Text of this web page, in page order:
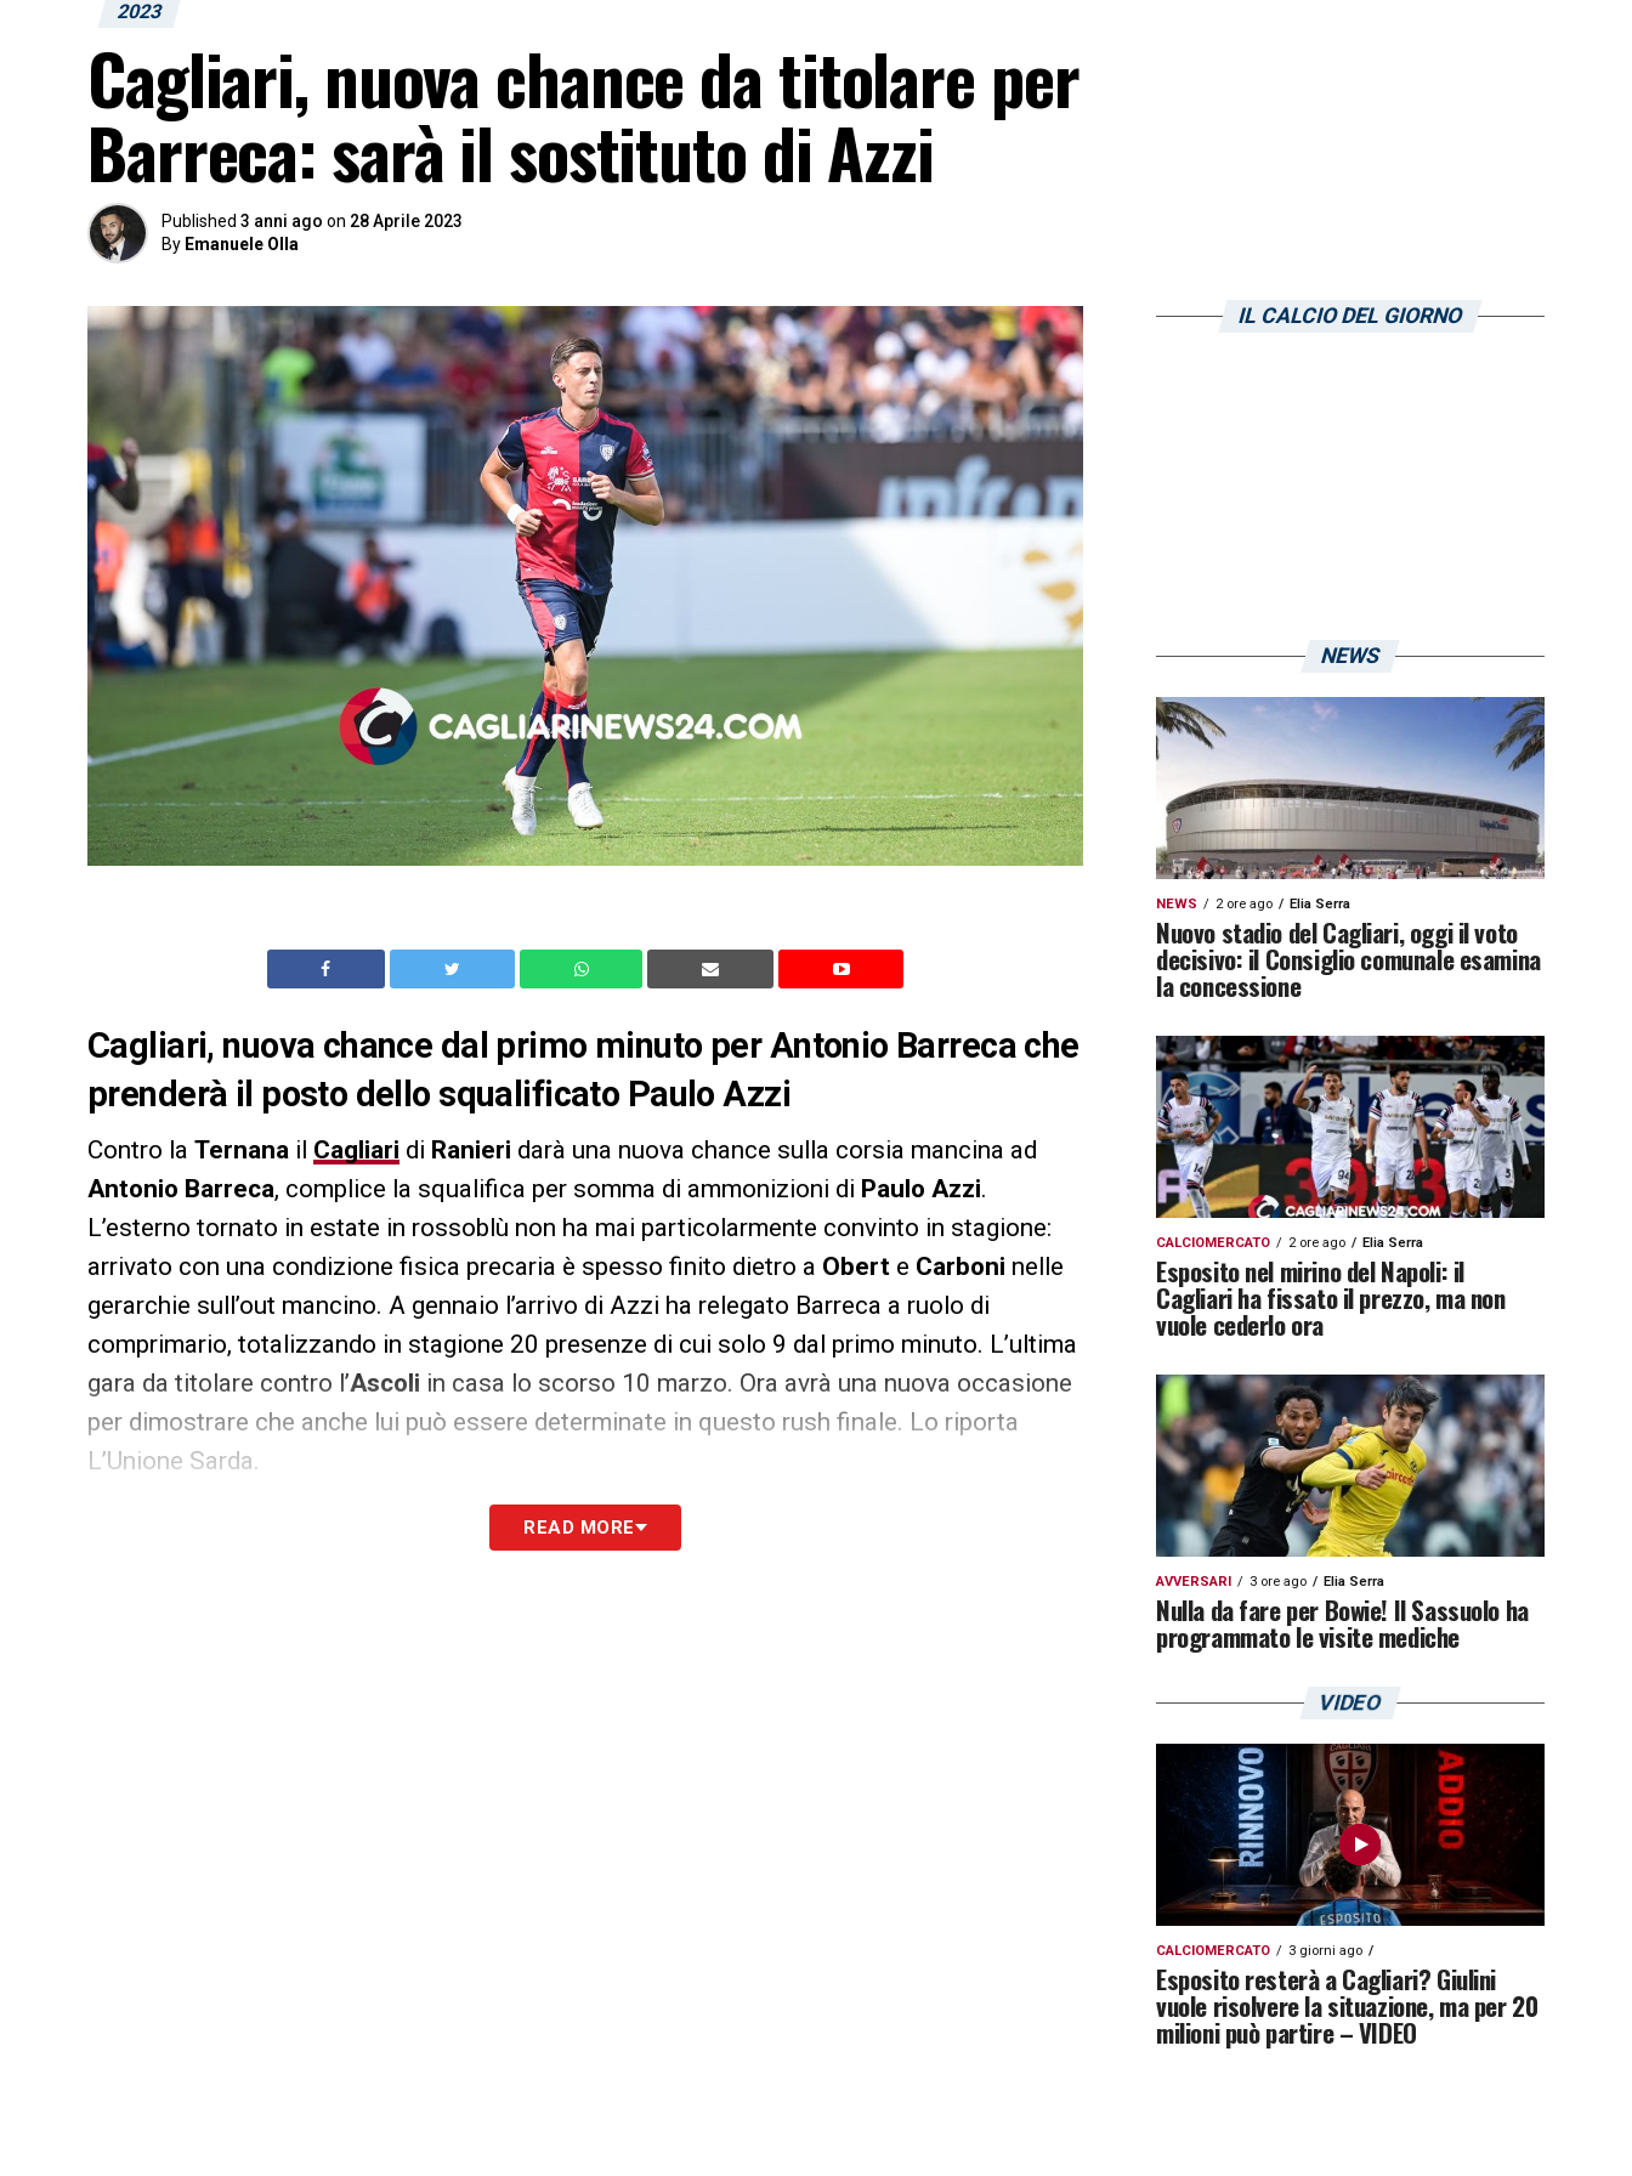
2023
Cagliari, nuova chance da titolare per
Barreca: sarà il sostituto di Azzi
Published 3 anni ago on 28 Aprile 2023
By Emanuele Olla
Cagliari, nuova chance dal primo minuto per Antonio Barreca che
prenderà il posto dello squalificato Paulo Azzi
Contro la Ternana il Cagliari di Ranieri darà una nuova chance sulla corsia mancina ad
Antonio Barreca, complice la squalifica per somma di ammonizioni di Paulo Azzi.
L’esterno tornato in estate in rossoblù non ha mai particolarmente convinto in stagione:
arrivato con una condizione fisica precaria è spesso finito dietro a Obert e Carboni nelle
gerarchie sull’out mancino. A gennaio l’arrivo di Azzi ha relegato Barreca a ruolo di
comprimario, totalizzando in stagione 20 presenze di cui solo 9 dal primo minuto. L’ultima
gara da titolare contro l’Ascoli in casa lo scorso 10 marzo. Ora avrà una nuova occasione
per dimostrare che anche lui può essere determinate in questo rush finale. Lo riporta
L’Unione Sarda.
LA PLAYLIST DELLE NOSTRE TOP NEWSREAD MORE
IL CALCIO DEL GIORNO
NEWS
NEWS 2 ore ago Elia Serra
Nuovo stadio del Cagliari, oggi il voto
decisivo: il Consiglio comunale esamina
la concessione
CALCIOMERCATO 2 ore ago Elia Serra
Esposito nel mirino del Napoli: il
Cagliari ha fissato il prezzo, ma non
vuole cederlo ora
AVVERSARI 3 ore ago Elia Serra
Nulla da fare per Bowie! Il Sassuolo ha
programmato le visite mediche
VIDEO
CALCIOMERCATO 3 giorni ago
Esposito resterà a Cagliari? Giulini
vuole risolvere la situazione, ma per 20
milioni può partire – VIDEO